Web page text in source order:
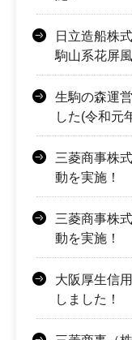
日立造船株
駒山系花屏
生駒の森運
した(令和元
三菱商事株
動を実施！
三菱商事株
動を実施！
大阪厚生信
しました！